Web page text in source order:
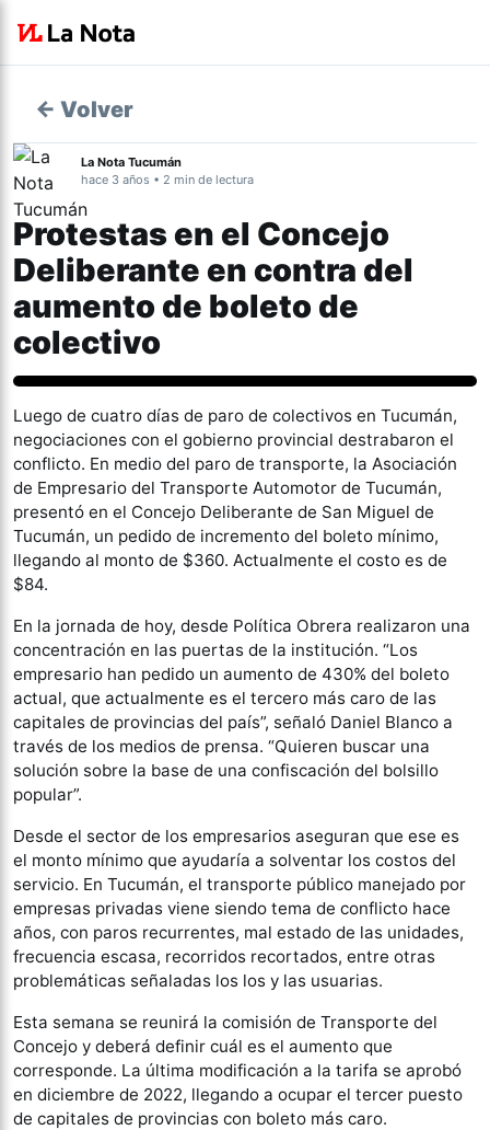
← Volver
La Nota Tucumán
hace 3 años • 2 min de lectura
Protestas en el Concejo
Deliberante en contra del
aumento de boleto de
colectivo
Luego de cuatro días de paro de colectivos en Tucumán,
negociaciones con el gobierno provincial destrabaron el
conflicto. En medio del paro de transporte, la Asociación
de Empresario del Transporte Automotor de Tucumán,
presentó en el Concejo Deliberante de San Miguel de
Tucumán, un pedido de incremento del boleto mínimo,
llegando al monto de $360. Actualmente el costo es de
$84.
En la jornada de hoy, desde Política Obrera realizaron una
concentración en las puertas de la institución. “Los
empresario han pedido un aumento de 430% del boleto
actual, que actualmente es el tercero más caro de las
capitales de provincias del país”, señaló Daniel Blanco a
través de los medios de prensa. “Quieren buscar una
solución sobre la base de una confiscación del bolsillo
popular”.
Desde el sector de los empresarios aseguran que ese es
el monto mínimo que ayudaría a solventar los costos del
servicio. En Tucumán, el transporte público manejado por
empresas privadas viene siendo tema de conflicto hace
años, con paros recurrentes, mal estado de las unidades,
frecuencia escasa, recorridos recortados, entre otras
problemáticas señaladas los los y las usuarias.
Esta semana se reunirá la comisión de Transporte del
Concejo y deberá definir cuál es el aumento que
corresponde. La última modificación a la tarifa se aprobó
en diciembre de 2022, llegando a ocupar el tercer puesto
de capitales de provincias con boleto más caro.